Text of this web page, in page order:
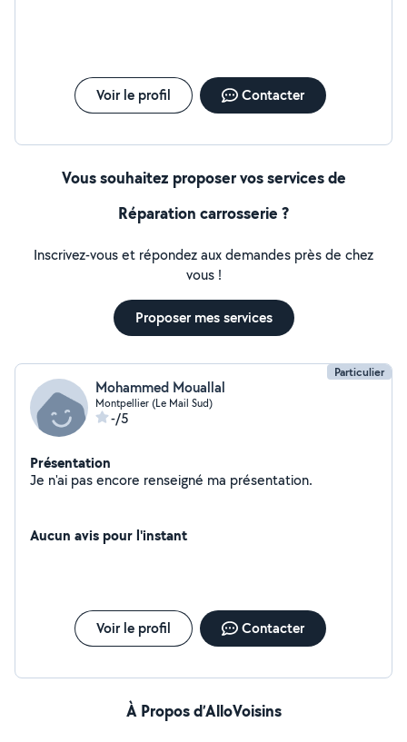
Voir le profil Contacter
Vous souhaitez proposer vos services de
Réparation carrosserie ?
Inscrivez-vous et répondez aux demandes près de chez
vous !
Proposer mes services
Particulier
Mohammed Mouallal
Montpellier (Le Mail Sud)
-/5
Présentation
Je n'ai pas encore renseigné ma présentation.
Aucun avis pour l'instant
Voir le profil Contacter
À Propos d’AlloVoisins